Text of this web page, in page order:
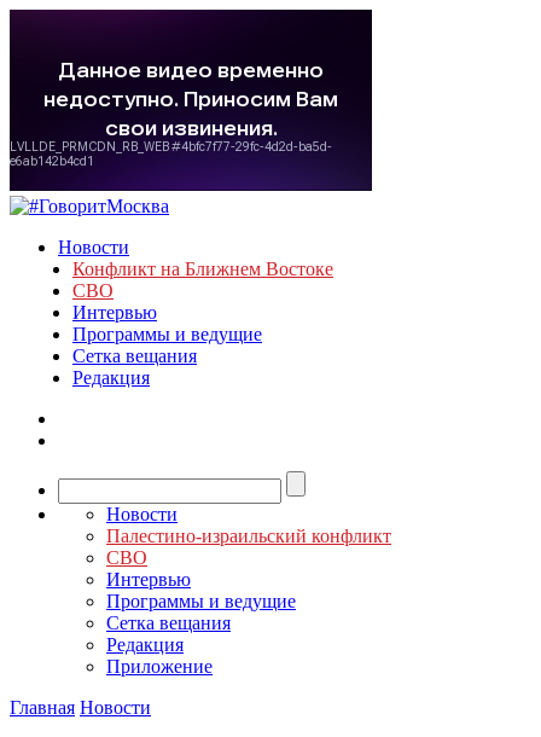
Новости
Конфликт на Ближнем Востоке
СВО
Интервью
Программы и ведущие
Сетка вещания
Редакция
Новости
Палестино-израильский конфликт
СВО
Интервью
Программы и ведущие
Сетка вещания
Редакция
Приложение
Главная Новости